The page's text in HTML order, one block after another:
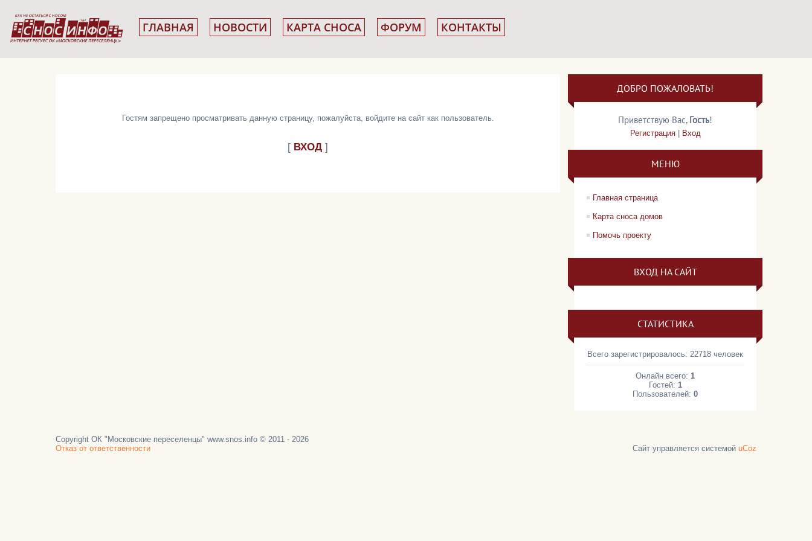
ГЛАВНАЯ НОВОСТИ КАРТА СНОСА ФОРУМ КОНТАКТЫ
Гостям запрещено просматривать данную страницу, пожалуйста, войдите на сайт как пользователь.
[ ВХОД ]
ДОБРО ПОЖАЛОВАТЬ!
Приветствую Вас, Гость!
Регистрация| Вход
МЕНЮ
Главная страница
Карта сноса домов
Помочь проекту
ВХОД НА САЙТ
СТАТИСТИКА
Всего зарегистрировалось: 22718 человек
Онлайн всего:1
Гостей: 1
Пользователей:0
Copyright ОК "Московские переселенцы" www.snos.info © 2011 - 2026
Отказ от ответственности
Сайт управляется системой uCoz